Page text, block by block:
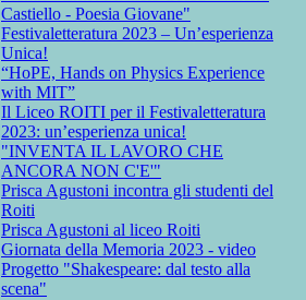
Castiello - Poesia Giovane"
Festivaletteratura 2023 – Un’esperienza
Unica!
“HoPE, Hands on Physics Experience
with MIT”
Il Liceo ROITI per il Festivaletteratura
2023: un’esperienza unica!
"INVENTA IL LAVORO CHE
ANCORA NON C'E'"
Prisca Agustoni incontra gli studenti del
Roiti
Prisca Agustoni al liceo Roiti
Giornata della Memoria 2023 - video
Progetto "Shakespeare: dal testo alla
scena"